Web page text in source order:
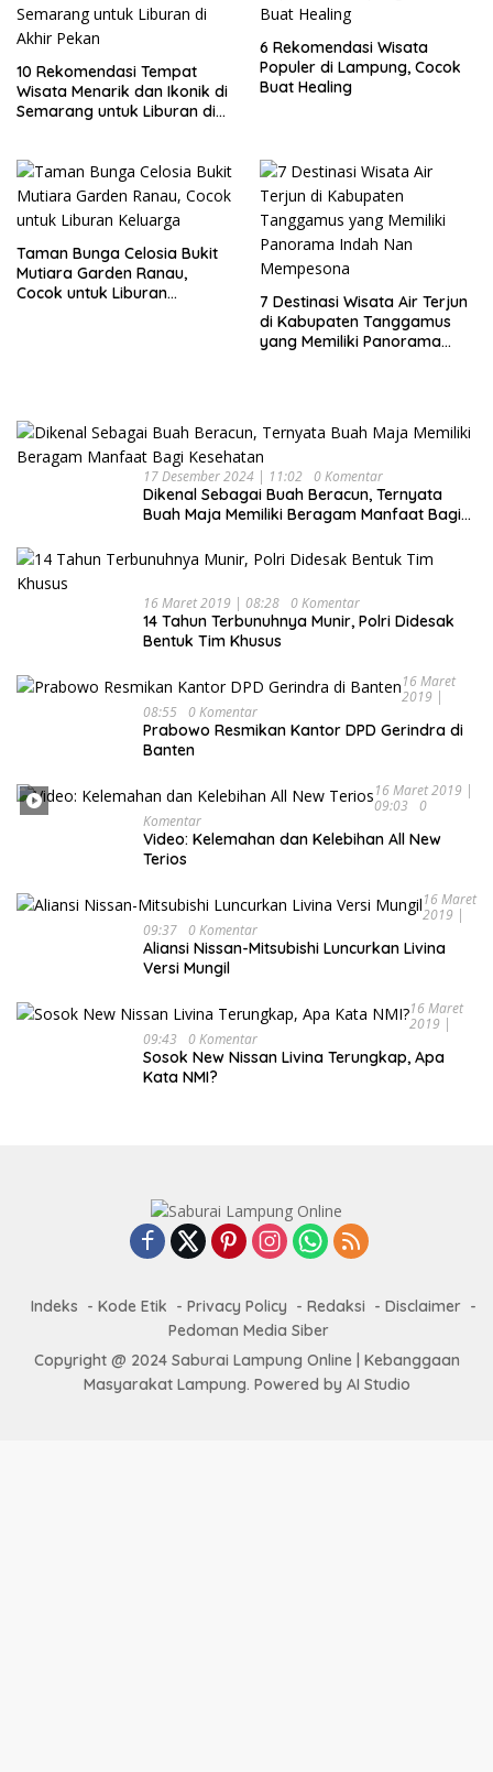
10 Rekomendasi Tempat
Wisata Menarik dan Ikonik di
Semarang untuk Liburan di
6 Rekomendasi Wisata
Populer di Lampung, Cocok
Buat Healing
Taman Bunga Celosia Bukit
Mutiara Garden Ranau,
Cocok untuk Liburan
7 Destinasi Wisata Air Terjun
di Kabupaten Tanggamus
yang Memiliki Panorama
17 Desember 2024 | 11:02 0 Komentar
Dikenal Sebagai Buah Beracun, Ternyata
Buah Maja Memiliki Beragam Manfaat Bagi
16 Maret 2019 | 08:28 0 Komentar
14 Tahun Terbunuhnya Munir, Polri Didesak
Bentuk Tim Khusus
16 Maret
2019 |
08:55 0 Komentar
Prabowo Resmikan Kantor DPD Gerindra di
Banten
16 Maret 2019 |
09:03
0
Komentar
Video: Kelemahan dan Kelebihan All New
Terios
16 Maret
2019 |
09:37 0 Komentar
Aliansi Nissan-Mitsubishi Luncurkan Livina
Versi Mungil
16 Maret
2019 |
09:43
0 Komentar
Sosok New Nissan Livina Terungkap, Apa
Kata NMI?
Indeks Kode Etik Privacy Policy Redaksi
Disclaimer
Pedoman Media Siber
Copyright @ 2024 Saburai Lampung Online | Kebanggaan
Masyarakat Lampung. Powered by AI Studio